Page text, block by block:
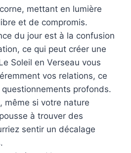
mettant en lumière
et de compromis.
du jour est à la confusion
ce qui peut créer une
Soleil en Verseau vous
vos relations, ce
profonds.
même si votre nature
à trouver des
sentir un décalage